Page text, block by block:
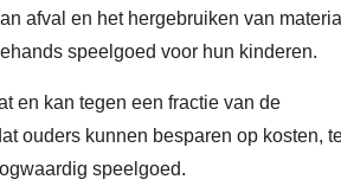
afval en het hergebruiken van
speelgoed voor hun kinderen.
en kan tegen een fractie van de
ouders kunnen besparen op kosten,
speelgoed.